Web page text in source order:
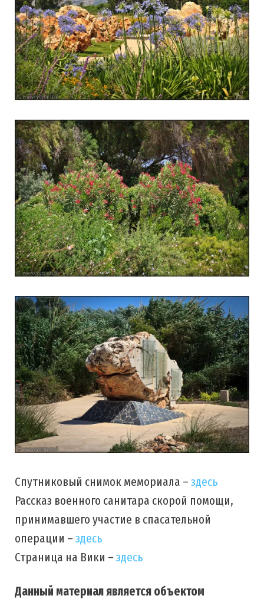
Спутниковый снимок мемориала –здесь
Рассказ военного санитара скорой помощи,
принимавшего участие в спасательной
операции –здесь
Страница на Вики –здесь
Данный материал является объектом